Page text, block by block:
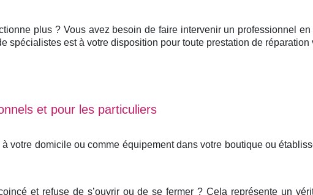
plus ? Vous avez besoin de faire intervenir un professionnel
spécialistes est à votre disposition pour toute prestation de réparation
et pour les particuliers
votre domicile ou comme équipement dans votre boutique ou
et refuse de s’ouvrir ou de se fermer ? Cela représente un